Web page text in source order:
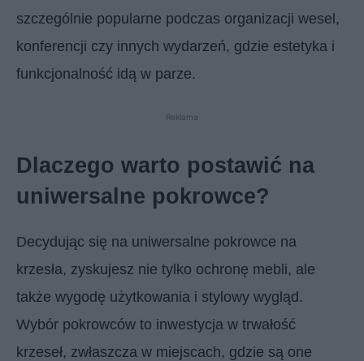
szczególnie popularne podczas organizacji wesel,
konferencji czy innych wydarzeń, gdzie estetyka i
funkcjonalność idą w parze.
Reklama
Dlaczego warto postawić na
uniwersalne pokrowce?
Decydując się na uniwersalne pokrowce na
krzesła, zyskujesz nie tylko ochronę mebli, ale
także wygodę użytkowania i stylowy wygląd.
Wybór pokrowców to inwestycja w trwałość
krzeseł, zwłaszcza w miejscach, gdzie są one